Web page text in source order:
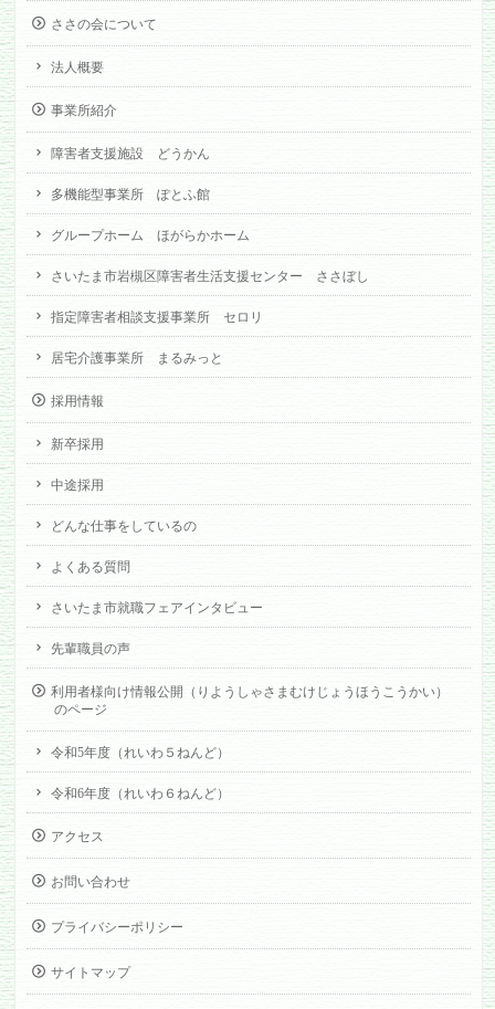
ささの会について
法人概要
事業所紹介
障害者支援施設 どうかん
多機能型事業所 ぽとふ館
グループホーム ほがらかホーム
さいたま市岩槻区障害者生活支援センター ささぼし
指定障害者相談支援事業所 セロリ
居宅介護事業所 まるみっと
採用情報
新卒採用
中途採用
どんな仕事をしているの
よくある質問
さいたま市就職フェアインタビュー
先輩職員の声
利用者様向け情報公開（りようしゃさまむけじょうほうこうかい）
のページ
令和5年度（れいわ５ねんど）
令和6年度（れいわ６ねんど）
アクセス
お問い合わせ
プライバシーポリシー
サイトマップ